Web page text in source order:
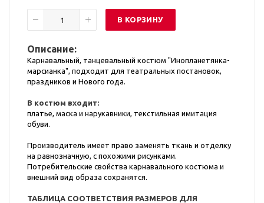
В КОРЗИНУ
Описание:
Карнавальный, танцевальный костюм "Инопланетянка-
марсианка", подходит для театральных постановок,
праздников и Нового года.
В костюм входит:
платье, маска и нарукавники, текстильная имитация
обуви.
Производитель имеет право заменять ткань и отделку
на равнозначную, с похожими рисунками.
Потребительские свойства карнавального костюма и
внешний вид образа сохранятся.
ТАБЛИЦА СООТВЕТСТВИЯ РАЗМЕРОВ ДЛЯ